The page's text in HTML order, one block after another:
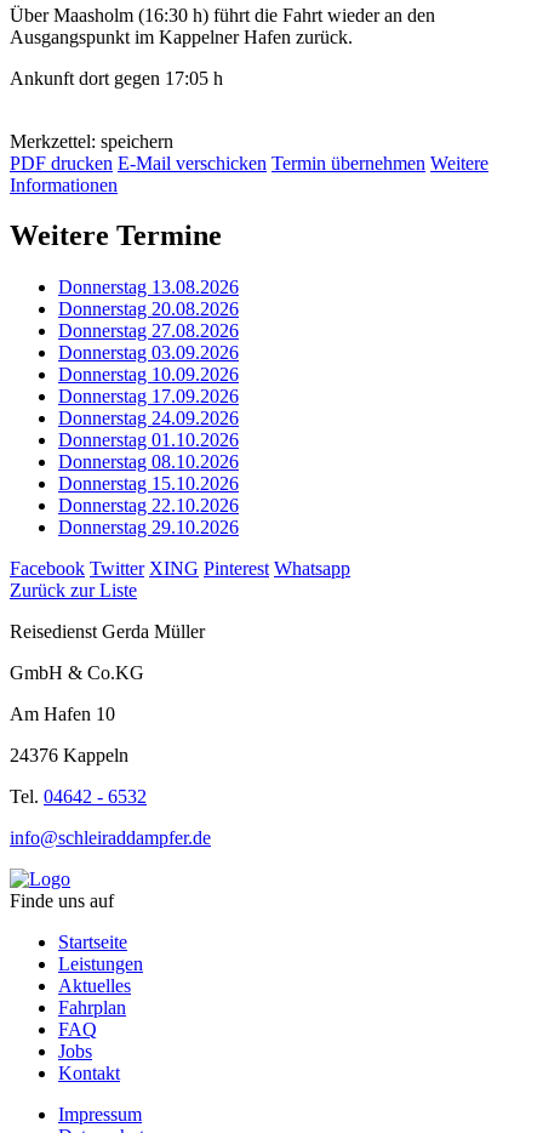
Über Maasholm (16:30 h) führt die Fahrt wieder an den
Ausgangspunkt im Kappelner Hafen zurück.
Ankunft dort gegen 17:05 h
Merkzettel: speichern
PDF drucken E-Mail verschicken Termin übernehmen Weitere
Informationen
Weitere Termine
Donnerstag 13.08.2026
Donnerstag 20.08.2026
Donnerstag 27.08.2026
Donnerstag 03.09.2026
Donnerstag 10.09.2026
Donnerstag 17.09.2026
Donnerstag 24.09.2026
Donnerstag 01.10.2026
Donnerstag 08.10.2026
Donnerstag 15.10.2026
Donnerstag 22.10.2026
Donnerstag 29.10.2026
Facebook Twitter XING Pinterest Whatsapp
Zurück zur Liste
Reisedienst Gerda Müller
GmbH & Co.KG
Am Hafen 10
24376 Kappeln
Tel. 04642 - 6532
info@schleiraddampfer.de
Finde uns auf
Startseite
Leistungen
Aktuelles
Fahrplan
FAQ
Jobs
Kontakt
Impressum